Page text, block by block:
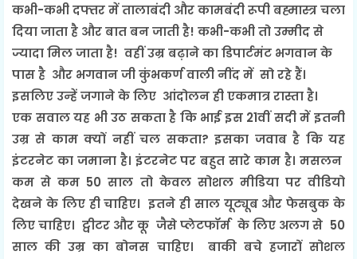
कभी-कभी दफ्तर में तालाबंदी और कामबंदी रूपी बह्मास्त्र चला
दिया जाता है और बात बन जाती है! कभी-कभी तो उम्मीद से
ज्यादा मिल जाता है! वहीं उम्र बढ़ाने का डिपार्टमंट भगवान के
पास है और भगवान जी कुंभकर्ण वाली नींद में सो रहे हैं।
इसलिए उन्हें जगाने के लिए आंदोलन ही एकमात्र रास्ता है।
एक सवाल यह भी उठ सकता है कि भाई इस 21वीं सदी में इतनी
उम्र से काम क्यों नहीं चल सकता? इसका जवाब है कि यह
इंटरनेट का जमाना है। इंटरनेट पर बहुत सारे काम है। मसलन
कम से कम 50 साल तो केवल सोशल मीडिया पर वीडियो
देखने के लिए ही चाहिए। इतने ही साल यूट्यूब और फेसबुक के
लिए चाहिए। ट्वीटर और कू जैसे प्लेटफॉर्म के लिए अलग से 50
साल की उम्र का बोनस चाहिए। बाकी बचे हजारों सोशल